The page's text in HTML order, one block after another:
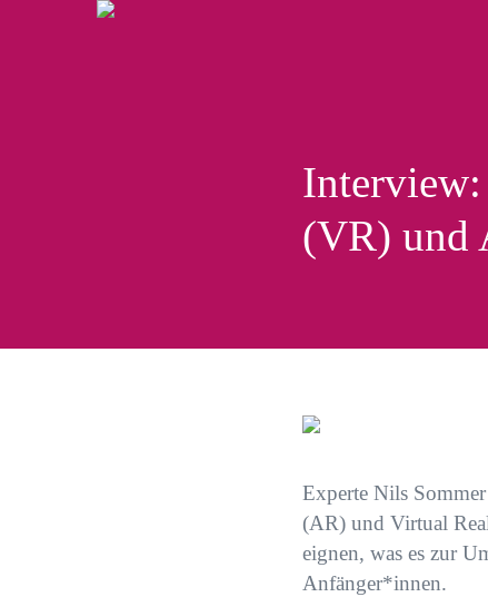
(VR) und
Experte Nils
(AR) und Virtual
eignen, was es zur
Anfänger*innen.